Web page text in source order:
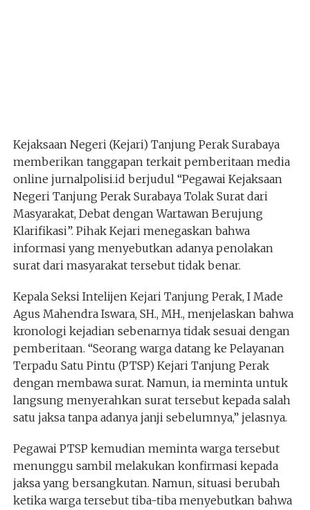
Kejaksaan Negeri (Kejari) Tanjung Perak Surabaya
memberikan tanggapan terkait pemberitaan media
online jurnalpolisi.id berjudul “Pegawai Kejaksaan
Negeri Tanjung Perak Surabaya Tolak Surat dari
Masyarakat, Debat dengan Wartawan Berujung
Klarifikasi”. Pihak Kejari menegaskan bahwa
informasi yang menyebutkan adanya penolakan
surat dari masyarakat tersebut tidak benar.
Kepala Seksi Intelijen Kejari Tanjung Perak, I Made
Agus Mahendra Iswara, SH., MH., menjelaskan bahwa
kronologi kejadian sebenarnya tidak sesuai dengan
pemberitaan. “Seorang warga datang ke Pelayanan
Terpadu Satu Pintu (PTSP) Kejari Tanjung Perak
dengan membawa surat. Namun, ia meminta untuk
langsung menyerahkan surat tersebut kepada salah
satu jaksa tanpa adanya janji sebelumnya,” jelasnya.
Pegawai PTSP kemudian meminta warga tersebut
menunggu sambil melakukan konfirmasi kepada
jaksa yang bersangkutan. Namun, situasi berubah
ketika warga tersebut tiba-tiba menyebutkan bahwa